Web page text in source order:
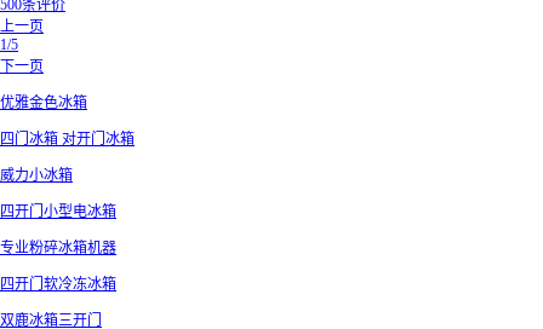
500条评价
上一页
1/5
下一页
优雅金色冰箱
四门冰箱 对开门冰箱
威力小冰箱
四开门小型电冰箱
专业粉碎冰箱机器
四开门软冷冻冰箱
双鹿冰箱三开门